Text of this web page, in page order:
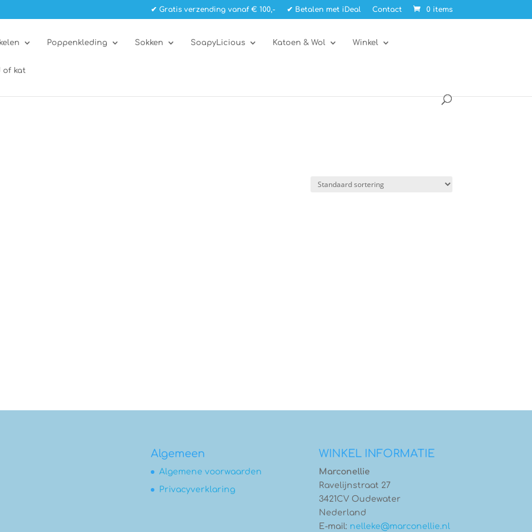
✔ Gratis verzending vanaf € 100,- ✔ Betalen met iDeal Contact 0 items
Poppenkleding Sokken SoapyLicious Katoen & Wol Winkel
of kat
Algemeen
Algemene voorwaarden
Privacyverklaring
WINKEL INFORMATIE
Marconellie
Ravelijnstraat 27
3421CV Oudewater
Nederland
E-mail: nelleke@marconellie.nl